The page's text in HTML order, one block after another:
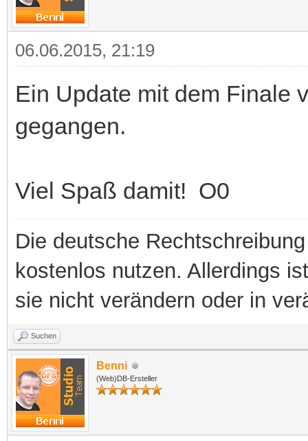
06.06.2015, 21:19
Ein Update mit dem Finale
gegangen.
Viel Spaß damit! O0
Die deutsche
kostenlos nutzen. Allerdings
sie nicht verändern oder in
Suchen
Benni
(Web)DB-Ersteller